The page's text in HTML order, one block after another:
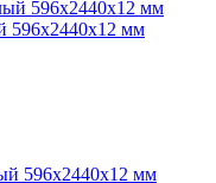
596х2440х12 мм